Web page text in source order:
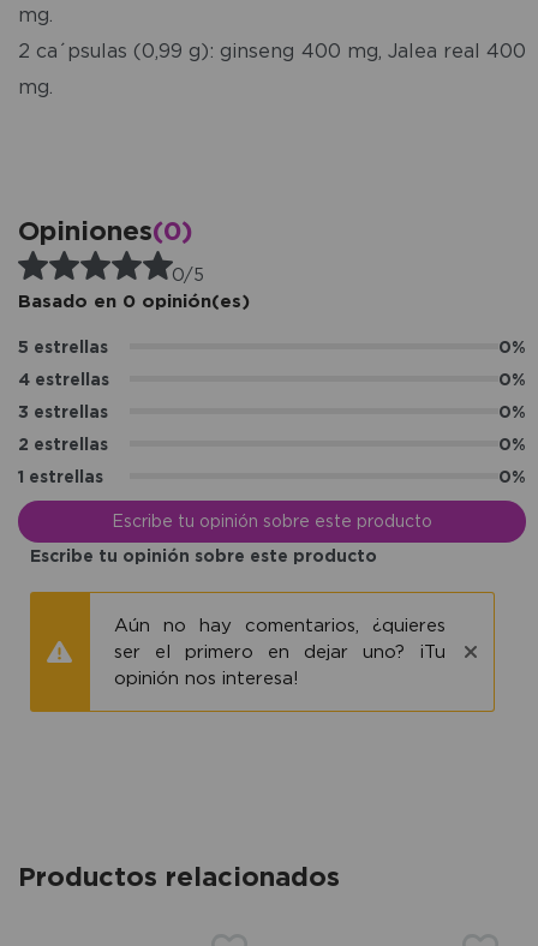
mg.
2 ca´psulas (0,99 g): ginseng 400 mg, Jalea real 400
mg.
Opiniones(0)
0/5
Basado en 0 opinión(es)
5 estrellas
0%
4 estrellas
0%
3 estrellas
0%
2 estrellas
0%
1 estrellas
0%
Escribe tu opinión sobre este producto
Escribe tu opinión sobre este producto
Aún no hay comentarios, ¿quieres
ser el primero en dejar uno? ¡Tu
opinión nos interesa!
Productos relacionados